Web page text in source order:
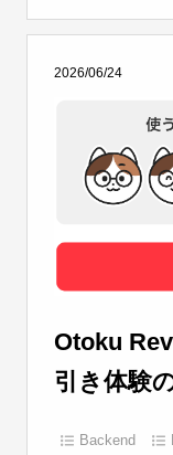
2026/06/24
Otoku
引き体験
Backend